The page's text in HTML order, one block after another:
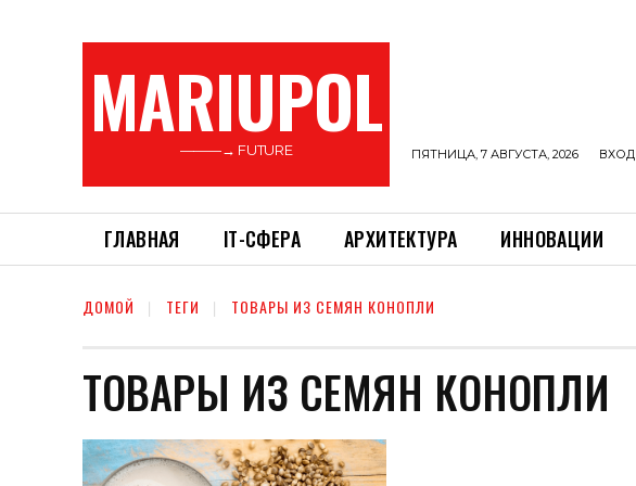
MARIUPOL
———→ FUTURE ПЯТНИЦА, 7 АВГУСТА, 2026 ВХОД
ГЛАВНАЯ ІТ-СФЕРА АРХИТЕКТУРА ИННОВАЦИИ
ДОМОЙ ТЕГИ ТОВАРЫ ИЗ СЕМЯН КОНОПЛИ
ТОВАРЫ ИЗ СЕМЯН КОНОПЛИ